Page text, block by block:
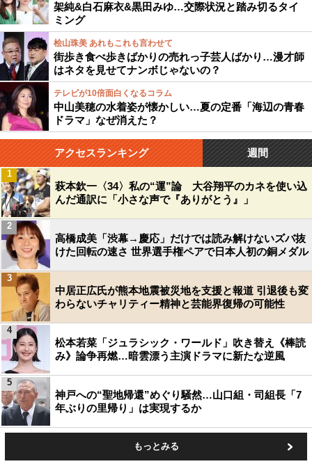
架純&白石麻衣&黒田みゆ…交際状況と踏み切るタイ
ミング
桧山珠美 あれもこれも言わせて
街歩き食べ歩きばかりの売れっ子芸人ばかり…漫才師
はネタを見せてナンボじゃないの？
テレビが10倍面白くなるコラム
中山美穂の水着姿が懐かしい…夏の定番「海辺の青春
ドラマ」なぜ消えた？
アクセスランキング 週間
萩本欽一〈34〉私の“運”論 大谷翔平のカネを使い込
んだ通訳に「小さな声で『ありがとう』」
1
高橋成美「渋幕→慶応」だけでは読み解けないズバ抜
けた回転の速さ 世界選手権ペアで日本人初の銅メダル
2
中居正広氏が熊本地震被災地を支援と報道 引退後も変
わらないチャリティー精神と芸能界復帰の可能性
3
松本若菜「ジュラシック・ワールド」吹き替え《棒読
み》論争再燃…暗雲漂う主演ドラマに新たな逆風
4
神戸への“聖地帰還”めぐり騒然…山口組・司組長「7
年ぶりの里帰り」は実現するか
5
もっとみる